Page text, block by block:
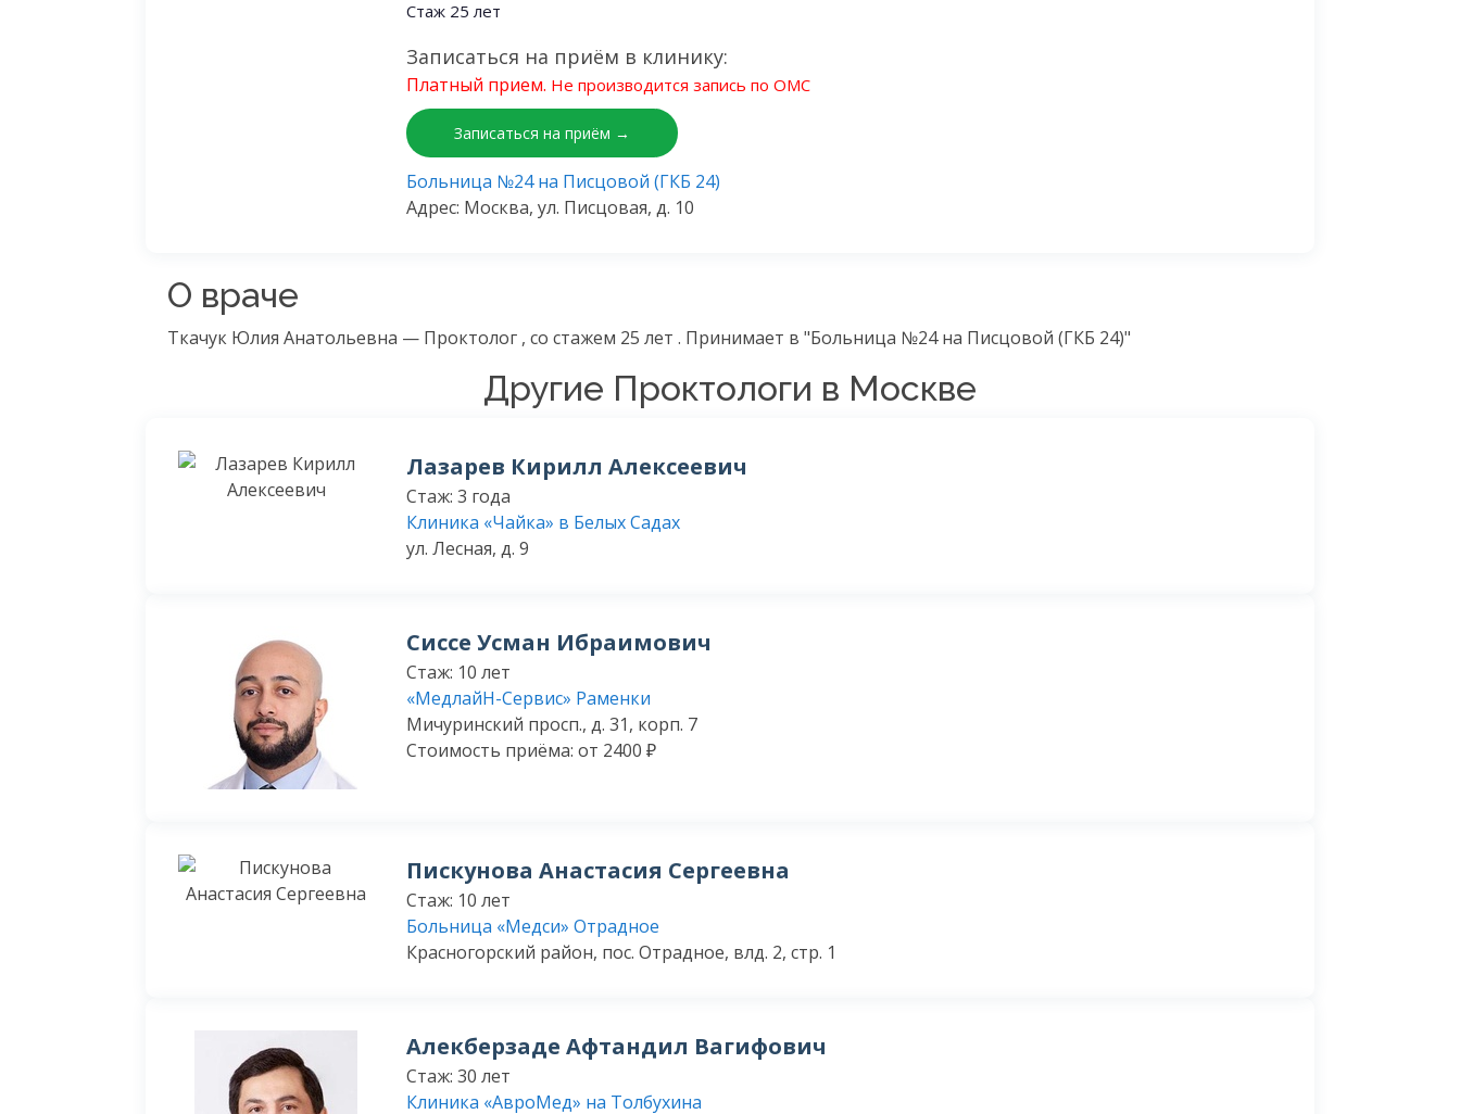
Стаж 25 лет
Записаться на приём в клинику:
Платный прием. Не производится запись по ОМС
Записаться на приём →
Больница №24 на Писцовой (ГКБ 24)
Адрес: Москва, ул. Писцовая, д. 10
О враче
Ткачук Юлия Анатольевна — Проктолог , со стажем 25 лет . Принимает в "Больница №24 на Писцовой (ГКБ 24)"
Другие Проктологи в Москве
Лазарев Кирилл Алексеевич
Стаж: 3 года
Клиника «Чайка» в Белых Садах
ул. Лесная, д. 9
Сиссе Усман Ибраимович
Стаж: 10 лет
«МедлайН-Сервис» Раменки
Мичуринский просп., д. 31, корп. 7
Стоимость приёма: от 2400 ₽
Пискунова Анастасия Сергеевна
Стаж: 10 лет
Больница «Медси» Отрадное
Красногорский район, пос. Отрадное, влд. 2, стр. 1
Алекберзаде Афтандил Вагифович
Стаж: 30 лет
Клиника «АвроМед» на Толбухина